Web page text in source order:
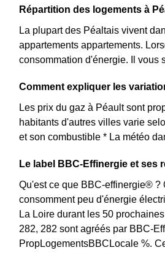
Répartition des logements à
La plupart des Péaltais vivent
appartements appartements.
consommation d'énergie. Il vous
Comment expliquer les
Les prix du gaz à Péault sont
habitants d'autres villes varie
et son combustible * La météo
Le label BBC-Effinergie et ses
Qu'est ce que BBC-effinergie® ?
consomment peu d'énergie
La Loire durant les 50
282, 282 sont agréés par BBC-
PropLogementsBBCLocale %.